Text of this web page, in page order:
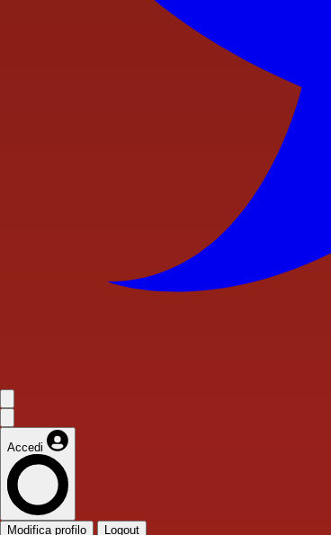
Accedi
Modifica profilo Logout